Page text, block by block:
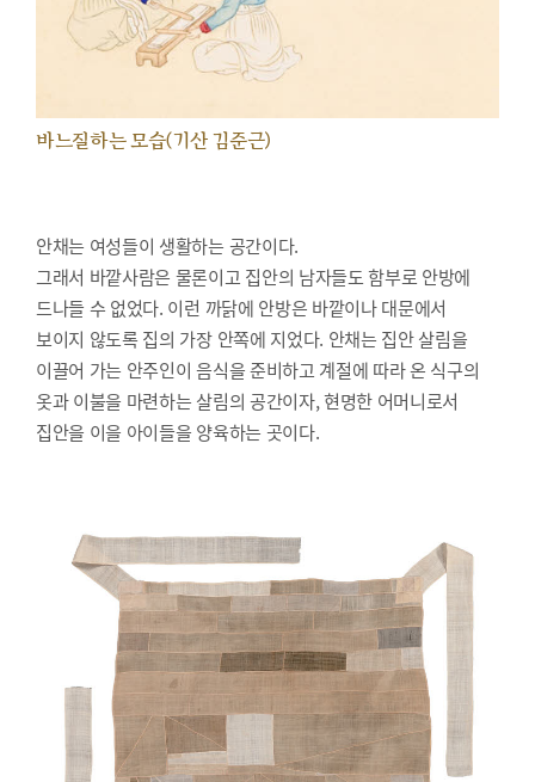
바느질하는 모습(기산 김준근)
안채는 여성들이 생활하는 공간이다.
그래서 바깥사람은 물론이고 집안의 남자들도 함부로 안방에
드나들 수 없었다. 이런 까닭에 안방은 바깥이나 대문에서
보이지 않도록 집의 가장 안쪽에 지었다. 안채는 집안 살림을
이끌어 가는 안주인이 음식을 준비하고 계절에 따라 온 식구의
옷과 이불을 마련하는 살림의 공간이자, 현명한 어머니로서
집안을 이을 아이들을 양육하는 곳이다.